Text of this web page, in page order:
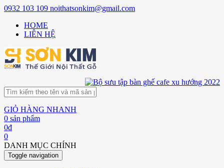
0932 103 109 noithatsonkim@gmail.com
HOME
LIÊN HỆ
GIỎ HÀNG NHANH
0 sản phẩm
0đ
0
DANH MỤC CHÍNH
Toggle navigation